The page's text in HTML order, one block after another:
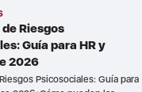
Riesgos
Guía para HR y
2026
Psicosociales: Guía para